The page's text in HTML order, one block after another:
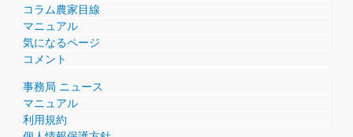
コラム農家目線
マニュアル
気になるページ
コメント
事務局 ニュース
マニュアル
利用規約